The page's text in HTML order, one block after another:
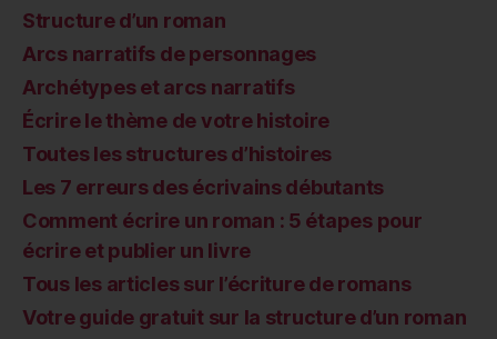
Structure d’un roman
Arcs narratifs de personnages
Archétypes et arcs narratifs
Écrire le thème de votre histoire
Toutes les structures d’histoires
Les 7 erreurs des écrivains débutants
Comment écrire un roman : 5 étapes pour
écrire et publier un livre
Tous les articles sur l’écriture de romans
Votre guide gratuit sur la structure d’un roman